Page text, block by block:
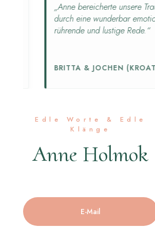
„Anne bereicherte unsere Trauung
durch eine wunderbar emotionale,
rührende und lustige Rede.“
BRITTA & JOCHEN (KROATIEN)
Edle Worte & Edle
Klänge
Anne Holmok
E-Mail